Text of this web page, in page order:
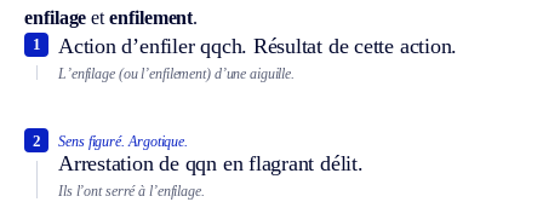
enfilage etenfilement.
Action d’enfiler qqch. Résultat de cette action.
1
L’enfilage (ou l’enfilement) d’une aiguille.
Sens figuré. Argotique.
Arrestation de qqn en flagrant délit.
2
Ils l’ont serré à l’enfilage.